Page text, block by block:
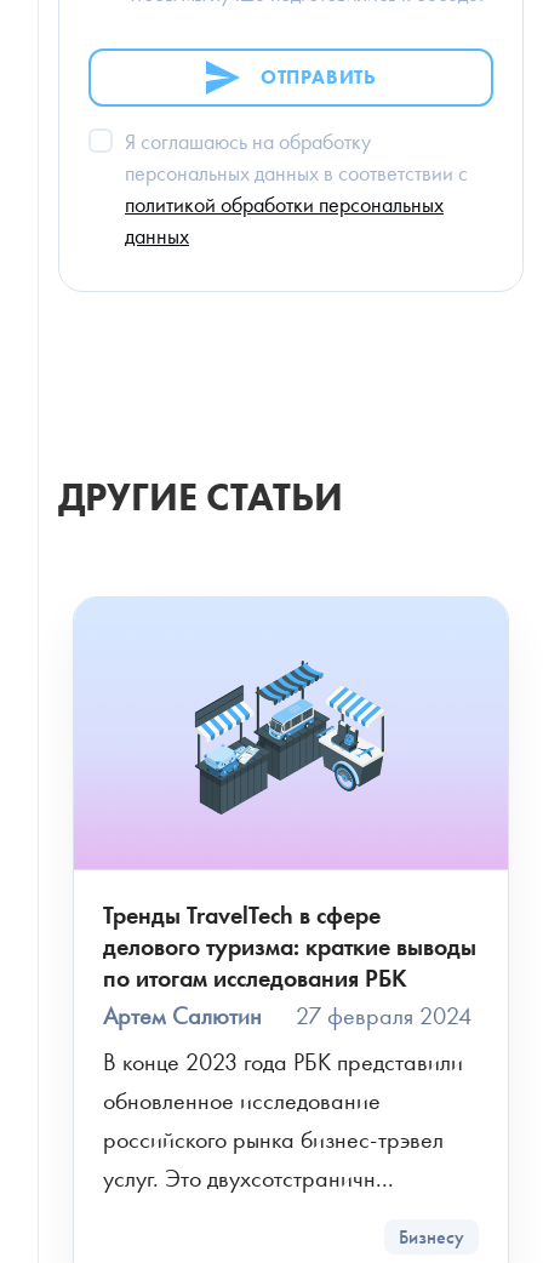
ОТПРАВИТЬ
Я соглашаюсь на обработку
персональных данных в соответствии с
политикой обработки персональных
данных
ДРУГИЕ СТАТЬИ
Тренды TravelTech в сфере
делового туризма: краткие выводы
по итогам исследования РБК
Артем Салютин
27 февраля 2024
В конце 2023 года РБК представили
обновленное исследование
российского рынка бизнес-трэвел
услуг. Это двухсотстраничн...
Бизнесу